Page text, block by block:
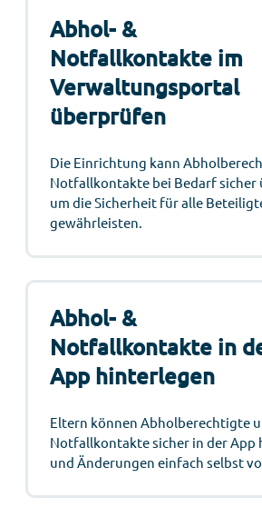
Abhol- &
Notfallkontakte im
Verwaltungsportal
überprüfen
Die Einrichtung kann
Notfallkontakte bei Bedarf sicher
um die Sicherheit für alle
gewährleisten.
Abhol- &
Notfallkontakte in
App hinterlegen
Eltern können Abholberechtigte
Notfallkontakte sicher in der App
und Änderungen einfach selbst